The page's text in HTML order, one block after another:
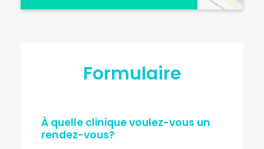
Formulaire
À quelle clinique voulez-vous un
rendez-vous?